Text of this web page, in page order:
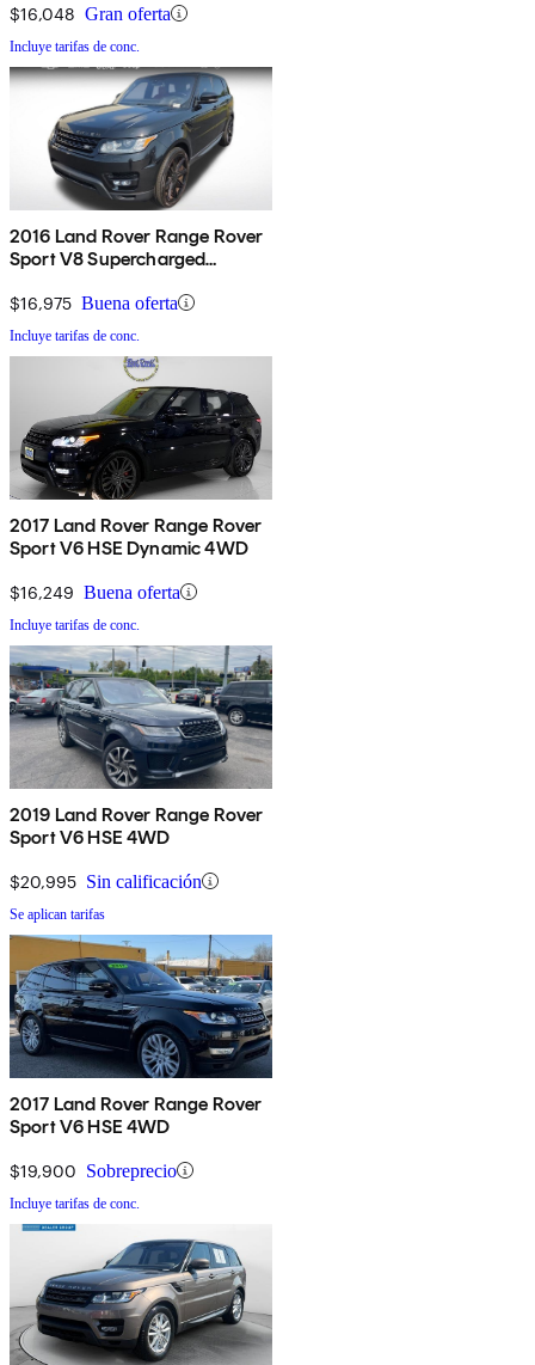
$16,048 Gran oferta
Incluye tarifas de conc.
2016 Land Rover Range Rover
Sport V8 Supercharged
$16,975 Buena oferta
Incluye tarifas de conc.
2017 Land Rover Range Rover
Sport V6 HSE Dynamic 4WD
$16,249 Buena oferta
Incluye tarifas de conc.
2019 Land Rover Range Rover
Sport V6 HSE 4WD
$20,995 Sin calificación
Se aplican tarifas
2017 Land Rover Range Rover
Sport V6 HSE 4WD
$19,900 Sobreprecio
Incluye tarifas de conc.